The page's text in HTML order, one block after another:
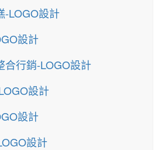
-LOGO設計
設計
合行銷-LOGO設計
設計
設計
設計